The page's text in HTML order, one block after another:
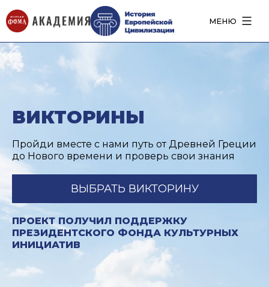
МЕНЮ
ВИКТОРИНЫ
Пройди вместе с нами путь от Древней Греции
до Нового времени и проверь свои знания
ВЫБРАТЬ ВИКТОРИНУ
ПРОЕКТ ПОЛУЧИЛ ПОДДЕРЖКУ
ПРЕЗИДЕНТСКОГО ФОНДА КУЛЬТУРНЫХ
ИНИЦИАТИВ